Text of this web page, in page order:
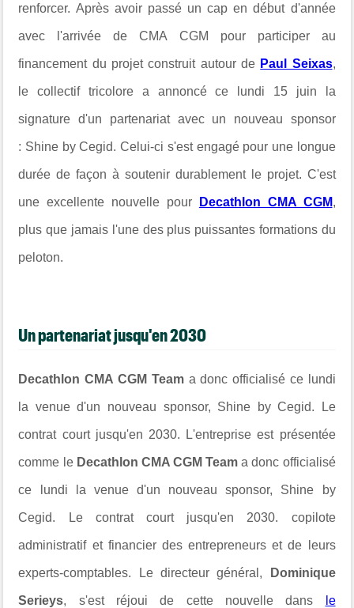
renforcer. Après avoir passé un cap en début d'année
avec l'arrivée de CMA CGM pour participer au
financement du projet construit autour de Paul Seixas,
le collectif tricolore a annoncé ce lundi 15 juin la
signature d'un partenariat avec un nouveau sponsor
: Shine by Cegid. Celui-ci s'est engagé pour une longue
durée de façon à soutenir durablement le projet. C'est
une excellente nouvelle pour Decathlon CMA CGM,
plus que jamais l'une des plus puissantes formations du
peloton.
Un partenariat jusqu'en 2030
Decathlon CMA CGM Teama donc officialisé ce lundi
la venue d'un nouveau sponsor, Shine by Cegid. Le
contrat court jusqu'en 2030. L'entreprise est présentée
comme le Decathlon CMA CGM Team a donc officialisé
ce lundi la venue d'un nouveau sponsor, Shine by
Cegid. Le contrat court jusqu'en 2030. copilote
administratif et financier des entrepreneurs et de leurs
experts-comptables. Le directeur général, Dominique
Serieys, s'est réjoui de cette nouvelle dans le